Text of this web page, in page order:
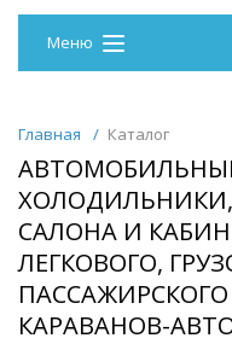
Меню
Главная / Каталог
ХОЛОДИЛЬНИКИ,
САЛОНА И
ЛЕГКОВОГО,
КАРАВАНОВ-